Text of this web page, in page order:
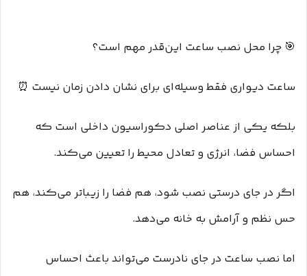
🎯 چرا محل نصب ساعت این‌قدر مهم است؟
ساعت دیواری فقط وسیله‌ای برای نشان دادن زمان نیست ⏰
بلکه یکی از عناصر اصلی دکوراسیون داخلی است که
احساس فضا، انرژی و تعادل محیط را تعیین می‌کند.
اگر در جای درستی نصب شود، هم فضا را زیباتر می‌کند، هم
حس نظم و آرامش به خانه می‌دهد.
اما نصب ساعت در جای نادرست می‌تواند باعث احساس